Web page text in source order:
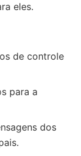
eles.
de controle
para a
dos